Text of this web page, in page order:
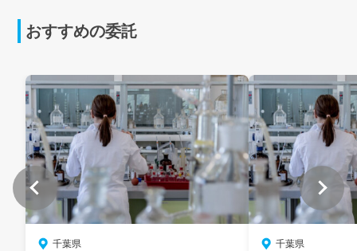
おすすめの委託
千葉県 千葉県